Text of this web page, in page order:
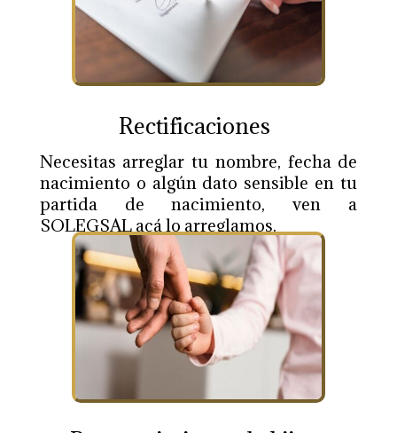
Rectificaciones
Necesitas arreglar tu nombre, fecha de
nacimiento o algún dato sensible en tu
partida de nacimiento, ven a
SOLEGSAL acá lo arreglamos.